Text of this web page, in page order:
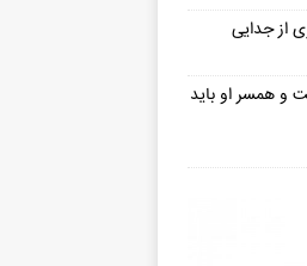
از جدایی
و همسر او باید